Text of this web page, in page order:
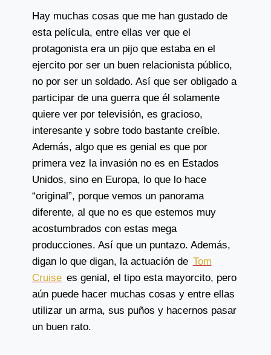
Hay muchas cosas que me han gustado de
esta película, entre ellas ver que el
protagonista era un pijo que estaba en el
ejercito por ser un buen relacionista público,
no por ser un soldado. Así que ser obligado a
participar de una guerra que él solamente
quiere ver por televisión, es gracioso,
interesante y sobre todo bastante creíble.
Además, algo que es genial es que por
primera vez la invasión no es en Estados
Unidos, sino en Europa, lo que lo hace
“original”, porque vemos un panorama
diferente, al que no es que estemos muy
acostumbrados con estas mega
producciones. Así que un puntazo. Además,
digan lo que digan, la actuación de Tom
Cruise es genial, el tipo esta mayorcito, pero
aún puede hacer muchas cosas y entre ellas
utilizar un arma, sus puños y hacernos pasar
un buen rato.